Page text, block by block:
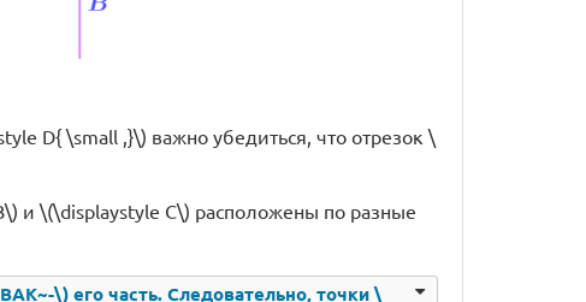
D{ \small ,}\) важно убедиться, что отрезок \
и \(\displaystyle C\) расположены по разные
\) его часть. Следовательно, точки \